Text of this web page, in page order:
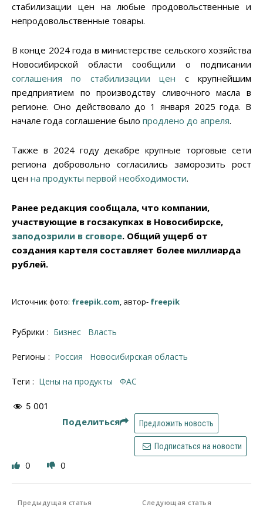
стабилизации цен на любые продовольственные и
непродовольственные товары.
В конце 2024 года в министерстве сельского хозяйства
Новосибирской области сообщили о подписании
соглашения по стабилизации цен с крупнейшим
предприятием по производству сливочного масла в
регионе. Оно действовало до 1 января 2025 года. В
начале года соглашение было продлено до апреля.
Также в 2024 году декабре крупные торговые сети
региона добровольно согласились заморозить рост
цен на продукты первой необходимости.
Ранее редакция сообщала, что компании,
участвующие в госзакупках в Новосибирске,
заподозрили в сговоре. Общий ущерб от
создания картеля составляет более миллиарда
рублей.
Источник фото: freepik.com, автор- freepik
Рубрики : Бизнес Власть
Регионы : Россия Новосибирская область
Теги : цены на продукты ФАС
5 001
Поделиться Предложить новость
Подписаться на новости
0 0
Предыдущая статья Следующая статья